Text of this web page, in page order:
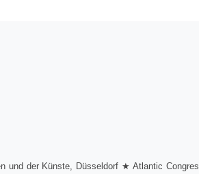
und der Künste, Düsseldorf ★ Atlantic